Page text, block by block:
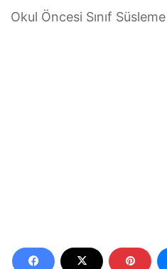
Okul Öncesi Sınıf